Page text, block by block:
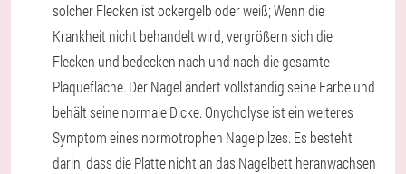
solcher Flecken ist ockergelb oder weiß; Wenn die
Krankheit nicht behandelt wird, vergrößern sich die
Flecken und bedecken nach und nach die gesamte
Plaquefläche. Der Nagel ändert vollständig seine Farbe und
behält seine normale Dicke. Onycholyse ist ein weiteres
Symptom eines normotrophen Nagelpilzes. Es besteht
darin, dass die Platte nicht an das Nagelbett heranwachsen